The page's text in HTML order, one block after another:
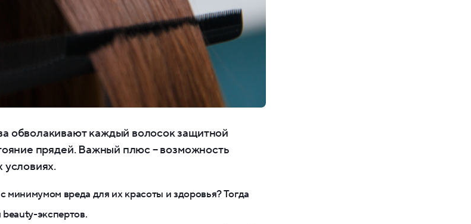
обволакивают каждый волосок защитной
прядей. Важный плюс – возможность
минимумом вреда для их красоты и здоровья? Тогда
beauty-экспертов.